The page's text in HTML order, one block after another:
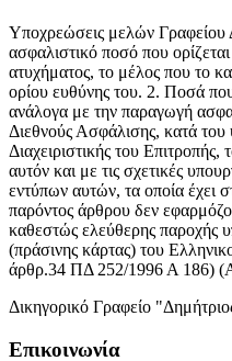
Υποχρεώσεις μελών Γραφείου
ασφαλιστικό ποσό που
ατυχήματος, το μέλος που το
ορίου ευθύνης του. 2. Ποσά
ανάλογα με την παραγωγή
Διεθνούς Ασφάλισης, κατά
Διαχειριστικής του
αυτόν και με τις σχετικές
εντύπων αυτών, τα οποία
παρόντος άρθρου δεν
καθεστώς ελεύθερης παροχής
(πράσινης κάρτας) του
άρθρ.34 ΠΔ 252/1996 Α 186)
Δικηγορικό Γραφείο
Επικοινωνία